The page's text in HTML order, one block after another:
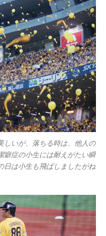
しいが、落ちる時は、他人の
癖症の小生には耐えがたい瞬
日は小生も飛ばしましたがね